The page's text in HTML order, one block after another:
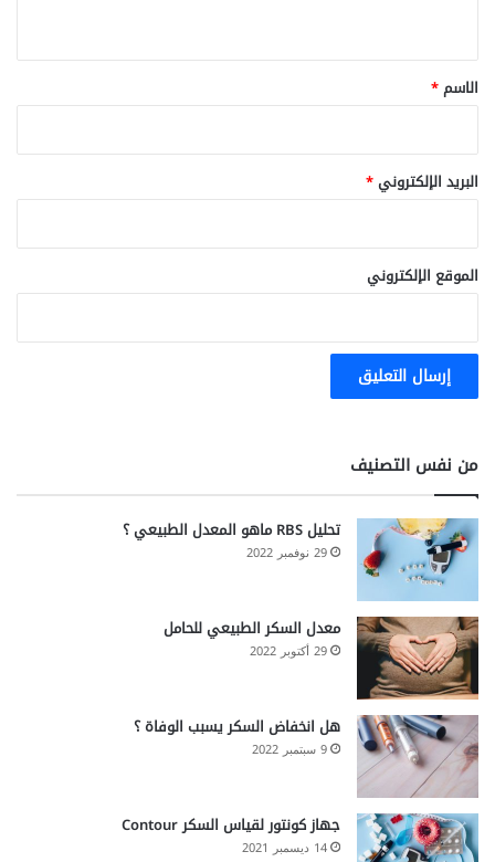
*
الاسم*
البريد الإلكتروني*
الموقع الإلكتروني
من نفس التصنيف
تحليل RBS ماهو المعدل الطبيعي ؟
29 نوفمبر 2022
معدل السكر الطبيعي للحامل
29 أكتوبر 2022
هل انخفاض السكر يسبب الوفاة ؟
9 سبتمبر 2022
جهاز كونتور لقياس السكر Contour
14 ديسمبر 2021